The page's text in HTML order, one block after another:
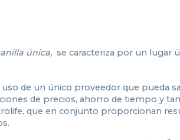
única, se caracteriza por un lugar
de un único proveedor que pueda
de precios, ahorro de tiempo y
que en conjunto proporcionan